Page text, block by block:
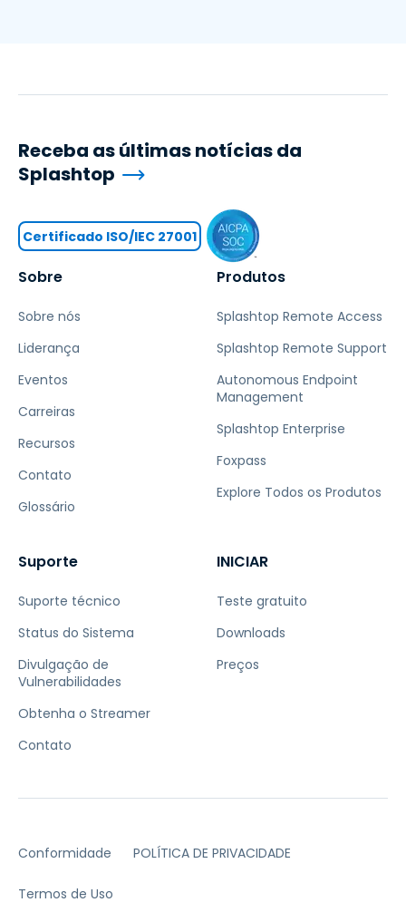
Sobre
Sobre nós
Liderança
Eventos
Carreiras
Recursos
Contato
Glossário
Produtos
Splashtop Remote Access
Splashtop Remote Support
Autonomous Endpoint
Management
Splashtop Enterprise
Foxpass
Explore Todos os Produtos
Suporte
Suporte técnico
Status do Sistema
Divulgação de
Vulnerabilidades
Obtenha o Streamer
Contato
INICIAR
Teste gratuito
Downloads
Preços
Receba as últimas notícias da
Splashtop
Certificado ISO/IEC 27001
Conformidade POLÍTICA DE PRIVACIDADE
Termos de Uso